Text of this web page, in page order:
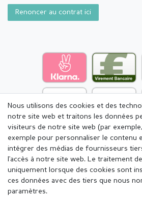
Renoncer au contrat ici
Nous utilisons des cookies et des
notre site web et traitons les données
visiteurs de notre site web (par
exemple pour personnaliser le contenu
intégrer des médias de fournisseurs
l'accès à notre site web. Le traitement
uniquement lorsque des cookies sont
ces données avec des tiers que nous
paramètres.